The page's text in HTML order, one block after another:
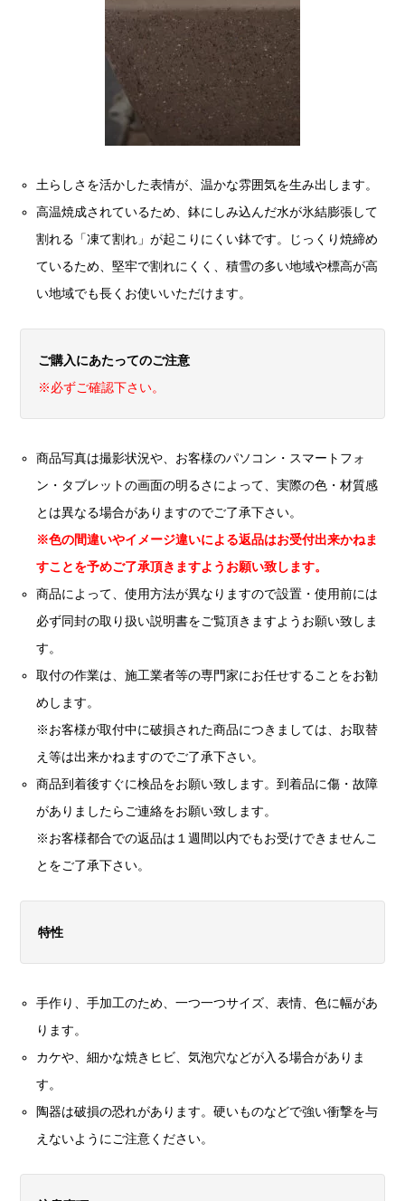
土らしさを活かした表情が、温かな雰囲気を生み出します。
高温焼成されているため、鉢にしみ込んだ水が氷結膨張して
割れる「凍て割れ」が起こりにくい鉢です。じっくり焼締め
ているため、堅牢で割れにくく、積雪の多い地域や標高が高
い地域でも長くお使いいただけます。
ご購入にあたってのご注意
※必ずご確認下さい。
商品写真は撮影状況や、お客様のパソコン・スマートフォ
ン・タブレットの画面の明るさによって、実際の色・材質感
とは異なる場合がありますのでご了承下さい。
※色の間違いやイメージ違いによる返品はお受付出来かねま
すことを予めご了承頂きますようお願い致します。
商品によって、使用方法が異なりますので設置・使用前には
必ず同封の取り扱い説明書をご覧頂きますようお願い致しま
す。
取付の作業は、施工業者等の専門家にお任せすることをお勧
めします。
※お客様が取付中に破損された商品につきましては、お取替
え等は出来かねますのでご了承下さい。
商品到着後すぐに検品をお願い致します。到着品に傷・故障
がありましたらご連絡をお願い致します。
※お客様都合での返品は１週間以内でもお受けできませんこ
とをご了承下さい。
特性
手作り、手加工のため、一つ一つサイズ、表情、色に幅があ
ります。
カケや、細かな焼きヒビ、気泡穴などが入る場合がありま
す。
陶器は破損の恐れがあります。硬いものなどで強い衝撃を与
えないようにご注意ください。